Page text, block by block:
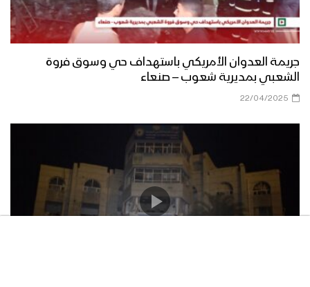
جريمة العدوان الأمريكي باستهداف حي وسوق فروة
الشعبي بمديرية شعوب – صنعاء
22/04/2025